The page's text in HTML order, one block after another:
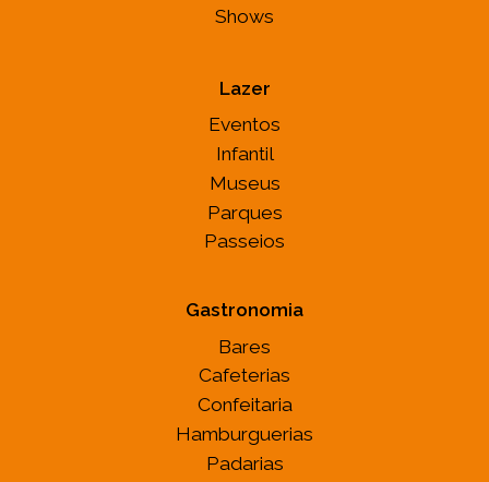
Shows
Lazer
Eventos
Infantil
Museus
Parques
Passeios
Gastronomia
Bares
Cafeterias
Confeitaria
Hamburguerias
Padarias